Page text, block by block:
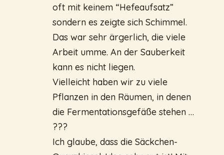
oft mit keinem “Hefeaufsatz”
sondern es zeigte sich Schimmel.
Das war sehr ärgerlich, die viele
Arbeit umme. An der Sauberkeit
kann es nicht liegen.
Vielleicht haben wir zu viele
Pflanzen in den Räumen, in denen
die Fermentationsgefäße stehen …
???
Ich glaube, dass die Säckchen-